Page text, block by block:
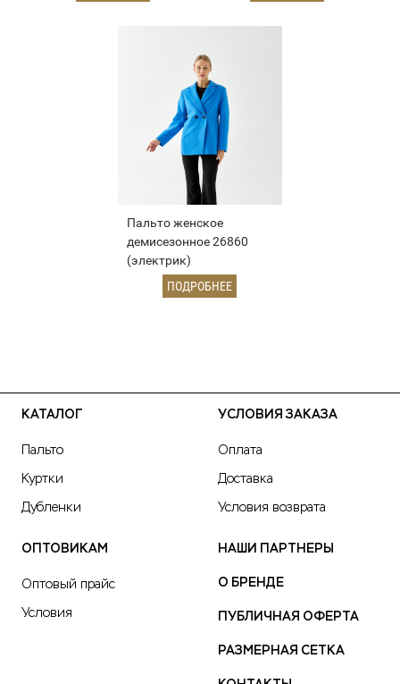
Пальто женское
демисезонное 26860
(электрик)
ПОДРОБНЕЕ
КАТАЛОГ
Пальто
Куртки
Дубленки
УСЛОВИЯ ЗАКАЗА
Оплата
Доставка
Условия возврата
ОПТОВИКАМ
Оптовый прайс
Условия
НАШИ ПАРТНЕРЫ
О БРЕНДЕ
ПУБЛИЧНАЯ ОФЕРТА
РАЗМЕРНАЯ СЕТКА